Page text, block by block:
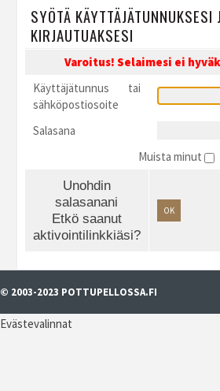
SYÖTÄ KÄYTTÄJÄTUNNUKSESI
KIRJAUTUAKSESI
Varoitus! Selaimesi ei
Käyttäjätunnus tai
sähköpostiosoite
Salasana
Muista minut
Unohdin
salasanani
Etkö saanut
aktivointilinkkiäsi?
OK
© 2003-2023 POTTUPELLOSSA.FI
Evästevalinnat